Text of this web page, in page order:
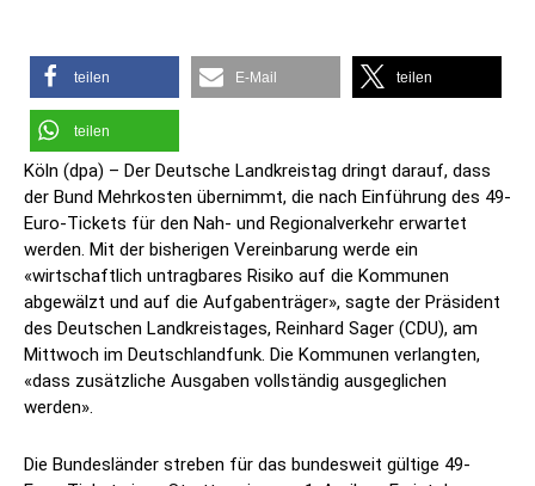
teilen E-Mail teilen
teilen
Köln (dpa) – Der Deutsche Landkreistag dringt darauf, dass
der Bund Mehrkosten übernimmt, die nach Einführung des 49-
Euro-Tickets für den Nah- und Regionalverkehr erwartet
werden. Mit der bisherigen Vereinbarung werde ein
«wirtschaftlich untragbares Risiko auf die Kommunen
abgewälzt und auf die Aufgabenträger», sagte der Präsident
des Deutschen Landkreistages, Reinhard Sager (CDU), am
Mittwoch im Deutschlandfunk. Die Kommunen verlangten,
«dass zusätzliche Ausgaben vollständig ausgeglichen
werden».
Die Bundesländer streben für das bundesweit gültige 49-